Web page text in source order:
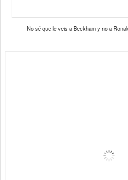
No sé que le veis a Beckham y no a